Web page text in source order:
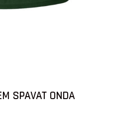
SPAVAT ONDA